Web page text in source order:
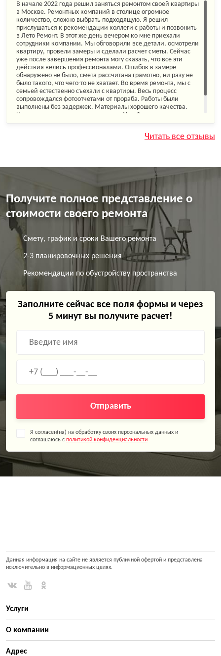
В начале 2022 года решил заняться ремонтом своей квартиры
в Москве. Ремонтных компаний в столице огромное
количество, сложно выбрать подходящую. Я решил
прислушаться к рекомендации коллеги с работы и позвонить
в Лето Ремонт. В этот же день вечером ко мне приехали
сотрудники компании. Мы обговорили все детали, осмотрели
квартиру, провели замеры и сделали расчет сметы. Сейчас
уже после завершения ремонта могу сказать, что все эти
действия велись профессионалами. Ошибок в замере
обнаружено не было, смета рассчитана грамотно, ни разу не
было такого, что чего-то не хватает. Во время ремонта, мы с
семьей естественно съехали с квартиры. Весь процесс
сопровождался фотоотчетами от прораба. Работы были
выполнены без задержек. Материалы хорошего качества.
Ничего переделывать не пришлось. Уже 2 месяца живем с
Читать все отзывы
Заполните сейчас все поля формы и через
5 минут вы получите расчет!
Отправить
Я согласен(на) на обработку своих персональных данных и
соглашаюсь с политикой конфиденциальности
Получите полное представление о
стоимости своего ремонта
Смету, график и сроки Вашего ремонта
2-3 планировочных решения
Рекомендации по обустройству пространства
Данная информация на сайте не является публичной офертой и представлена
исключительно в информационных целях.
Услуги
О компании
Адрес